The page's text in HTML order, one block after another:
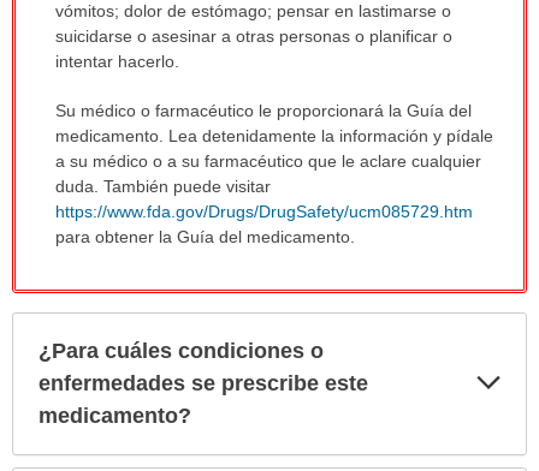
vómitos; dolor de estómago; pensar en lastimarse o
suicidarse o asesinar a otras personas o planificar o
intentar hacerlo.
Su médico o farmacéutico le proporcionará la Guía del
medicamento. Lea detenidamente la información y pídale
a su médico o a su farmacéutico que le aclare cualquier
duda. También puede visitar
https://www.fda.gov/Drugs/DrugSafety/ucm085729.htm
para obtener la Guía del medicamento.
¿Para cuáles condiciones o
enfermedades se prescribe este
medicamento?